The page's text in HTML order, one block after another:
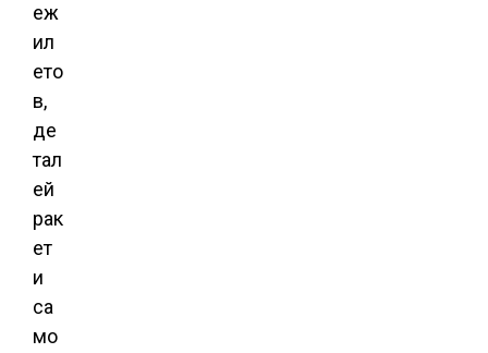
еж
ил
ето
в,
де
тал
ей
рак
ет
и
са
мо